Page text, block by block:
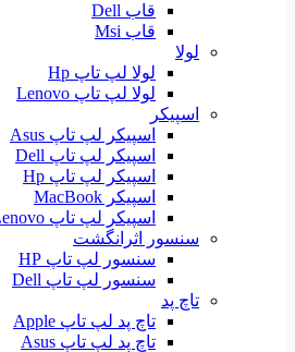
قاب Dell
قاب Msi
لولا
لولا لپ تاپ Hp
لولا لپ تاپ Lenovo
اسپیکر
اسپیکر لپ تاپ Asus
اسپیکر لپ تاپ Dell
اسپیکر لپ تاپ Hp
اسپیکر MacBook
اسپیکر لپ تاپ Lenovo
سنسور اثرانگشت
سنسور لپ تاپ HP
سنسور لپ تاپ Dell
تاچ پد
تاچ پد لپ تاپ Apple
تاچ پد لپ تاپ Asus